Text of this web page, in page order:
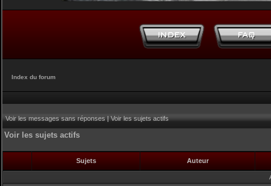
Index du forum
Voir les messages sans réponses|Voir les sujets actifs
Voir les sujets actifs
Sujets Auteur